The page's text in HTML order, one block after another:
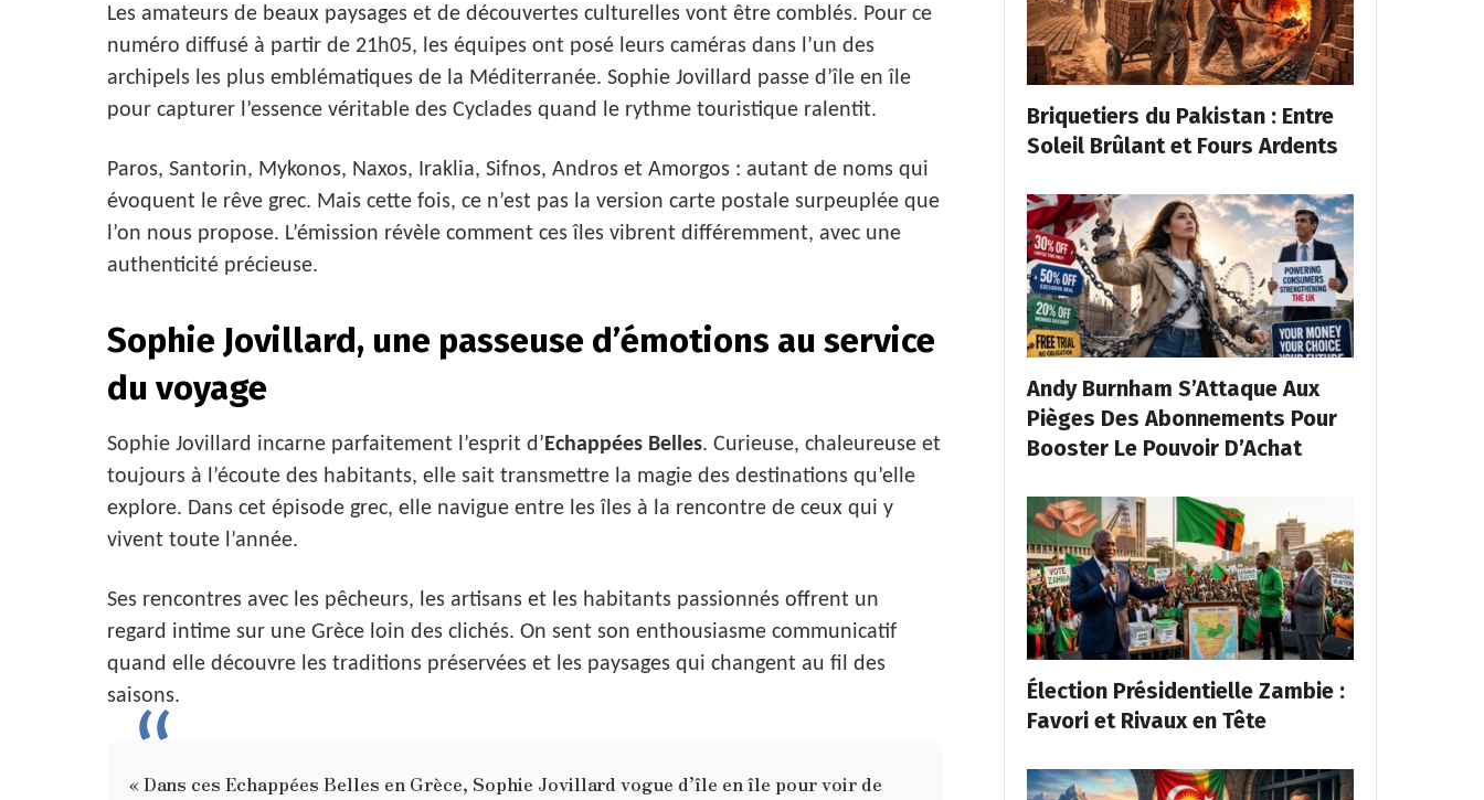
Les amateurs de beaux paysages et de découvertes culturelles vont être comblés. Pour ce
numéro diffusé à partir de 21h05, les équipes ont posé leurs caméras dans l’un des
archipels les plus emblématiques de la Méditerranée. Sophie Jovillard passe d’île en île
pour capturer l’essence véritable des Cyclades quand le rythme touristique ralentit.
Paros, Santorin, Mykonos, Naxos, Iraklia, Sifnos, Andros et Amorgos : autant de noms qui
évoquent le rêve grec. Mais cette fois, ce n’est pas la version carte postale surpeuplée que
l’on nous propose. L’émission révèle comment ces îles vibrent différemment, avec une
authenticité précieuse.
Sophie Jovillard, une passeuse d’émotions au service
du voyage
Sophie Jovillard incarne parfaitement l’esprit d’ Echappées Belles. Curieuse, chaleureuse et
toujours à l’écoute des habitants, elle sait transmettre la magie des destinations qu’elle
explore. Dans cet épisode grec, elle navigue entre les îles à la rencontre de ceux qui y
vivent toute l’année.
Ses rencontres avec les pêcheurs, les artisans et les habitants passionnés offrent un
regard intime sur une Grèce loin des clichés. On sent son enthousiasme communicatif
quand elle découvre les traditions préservées et les paysages qui changent au fil des
saisons.
« Dans ces Echappées Belles en Grèce, Sophie Jovillard vogue d’île en île pour voir de
Briquetiers du Pakistan : Entre
Soleil Brûlant et Fours Ardents
Andy Burnham S’Attaque Aux
Pièges Des Abonnements Pour
Booster Le Pouvoir D’Achat
Élection Présidentielle Zambie :
Favori et Rivaux en Tête